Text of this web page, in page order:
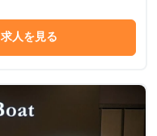
求人を見る